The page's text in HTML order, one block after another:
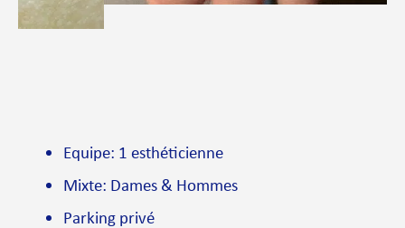
Equipe: 1 esthéticienne
Mixte: Dames & Hommes
Parking privé